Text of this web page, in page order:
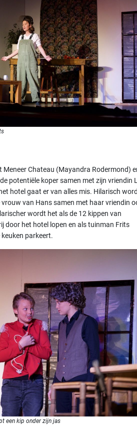
Chateau (Mayandra Rodermond)
potentiële koper samen met zijn vriendin
hotel gaat er van alles mis. Hilarisch
van Hans samen met haar vriendin
wordt het als de 12 kippen van
door het hotel lopen en als tuinman Frits
parkeert.
een kip onder zijn jas